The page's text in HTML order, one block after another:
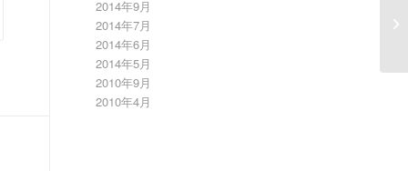
2014年9月
2014年7月
2014年6月
2014年5月
2010年9月
2010年4月